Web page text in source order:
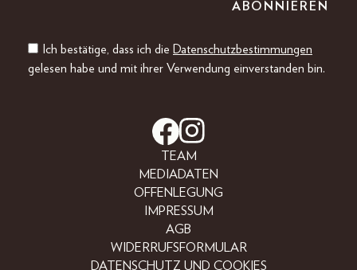
Ich bestätige, dass ich die Datenschutzbestimmungen
gelesen habe und mit ihrer Verwendung einverstanden bin.
TEAM
MEDIADATEN
OFFENLEGUNG
IMPRESSUM
AGB
WIDERRUFSFORMULAR
DATENSCHUTZ UND COOKIES